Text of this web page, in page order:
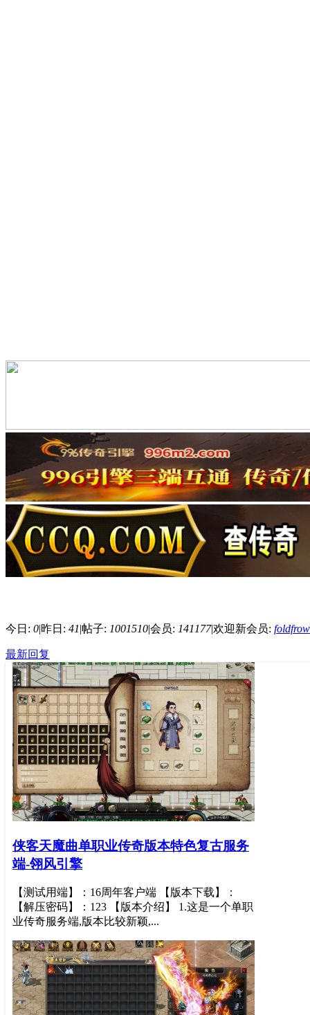
今日: 0|昨日: 41|帖子: 1001510|会员: 141177|欢迎新会员:
最新回复
侠客天魔曲单职业传奇版本特色复古服务
端-翎风引擎
【测试用端】：16周年客户端 【版本下载】：
【解压密码】：123 【版本介绍】 1.这是一个单职
业传奇服务端,版本比较新颖,...